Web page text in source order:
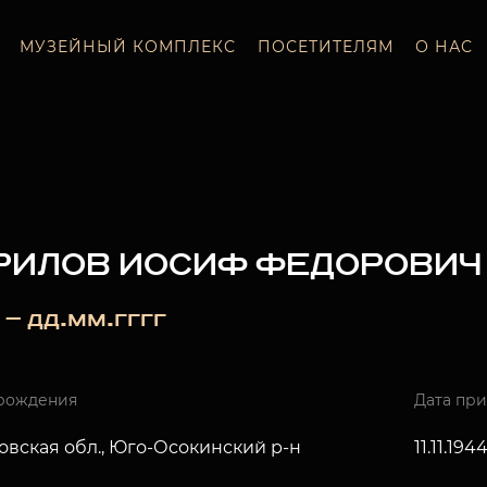
МУЗЕЙНЫЙ КОМПЛЕКС ПОСЕТИТЕЛЯМ О НАС
ИОСИФ ФЕДОРОВИЧ
— дд.мм.гггг
обл., Юго-Осокинский р-н
Дата
11.11.1944